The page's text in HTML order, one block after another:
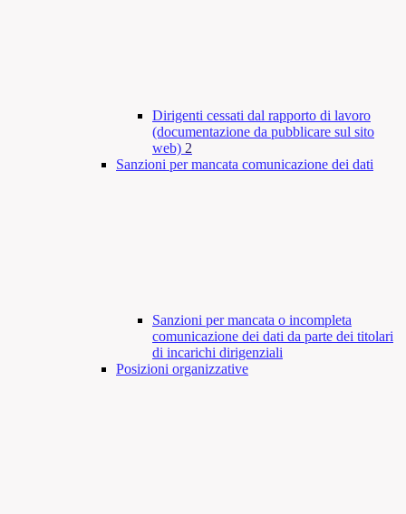
Dirigenti cessati dal rapporto di lavoro
(documentazione da pubblicare sul sito
web) 2
Sanzioni per mancata comunicazione dei dati
Sanzioni per mancata o incompleta
comunicazione dei dati da parte dei titolari
di incarichi dirigenziali
Posizioni organizzative